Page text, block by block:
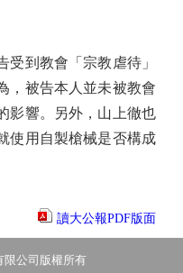
到教會「宗教虐待」
，被告本人並未被教會
影響。另外，山上徹也
使用自製槍械是否構成
讀大公報PDF版面
限公司版權所有